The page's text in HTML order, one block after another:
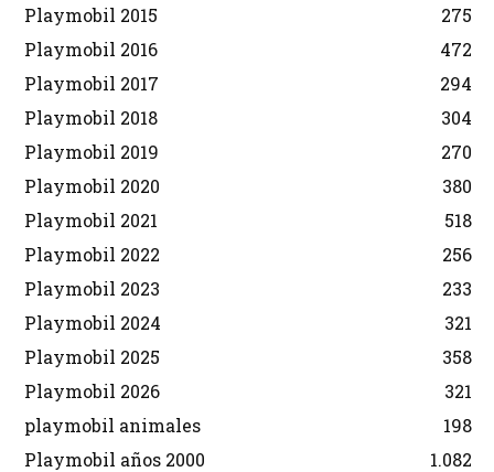
Playmobil 2015
275
Playmobil 2016
472
Playmobil 2017
294
Playmobil 2018
304
Playmobil 2019
270
Playmobil 2020
380
Playmobil 2021
518
Playmobil 2022
256
Playmobil 2023
233
Playmobil 2024
321
Playmobil 2025
358
Playmobil 2026
321
playmobil animales
198
Playmobil años 2000
1.082